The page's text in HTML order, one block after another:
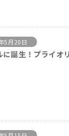
5月20日
に誕生！プライオ